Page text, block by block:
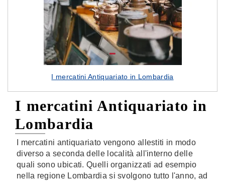
I mercatini Antiquariato in Lombardia
I mercatini Antiquariato in
Lombardia
I mercatini antiquariato vengono allestiti in modo
diverso a seconda delle località all'interno delle
quali sono ubicati. Quelli organizzati ad esempio
nella regione Lombardia si svolgono tutto l'anno, ad